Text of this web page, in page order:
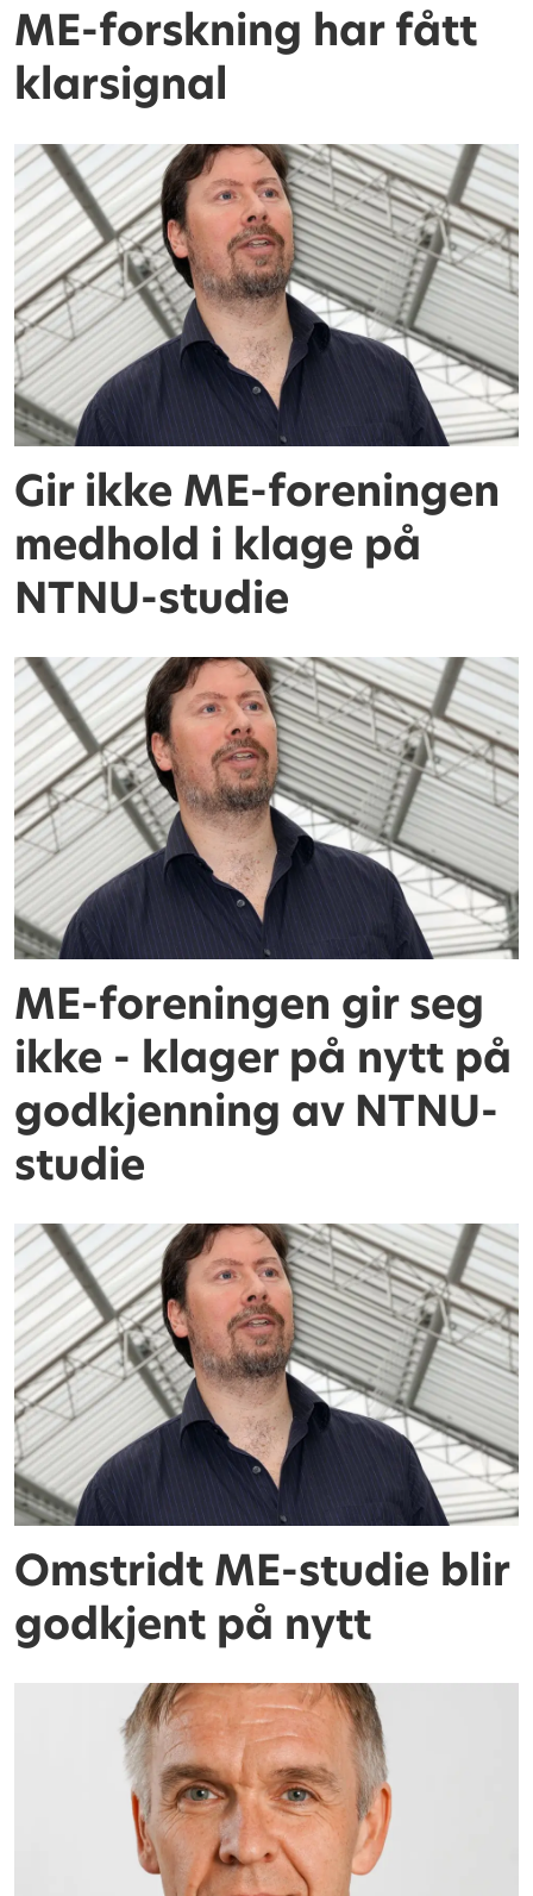
ME-forskning har fått
klarsignal
Gir ikke ME-foreningen
medhold i klage på
NTNU-studie
ME-foreningen gir seg
ikke - klager på nytt på
godkjenning av NTNU-
studie
Omstridt ME-studie blir
godkjent på nytt